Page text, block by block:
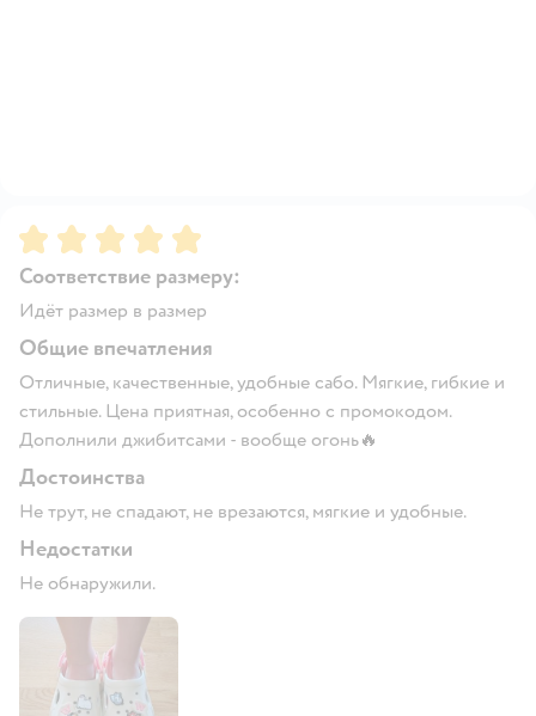
Рейтинг:5
Соответствие размеру:
Идёт размер в размер
Общие впечатления
Отличные, качественные, удобные сабо. Мягкие, гибкие и
стильные. Цена приятная, особенно с промокодом.
Дополнили джибитсами - вообще огонь🔥
Достоинства
Не трут, не спадают, не врезаются, мягкие и удобные.
Недостатки
Не обнаружили.